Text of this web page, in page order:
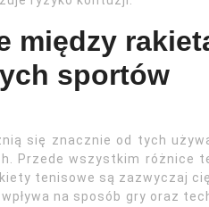
między
sportów
się znacznie od tych
Przede wszystkim różnice
tenisowe są zazwyczaj
na sposób gry oraz